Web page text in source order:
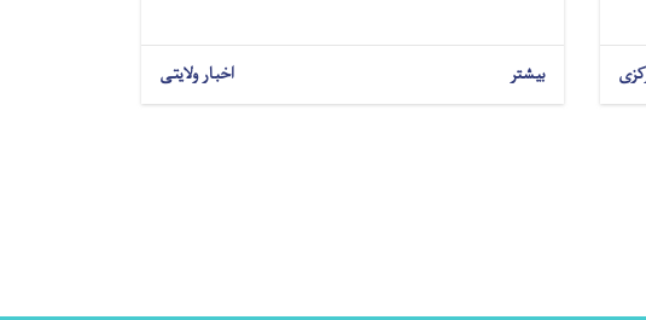
بیشتر اخبار ولایتی